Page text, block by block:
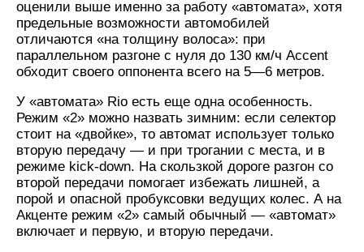
оценили выше именно за работу «автомата», хотя
предельные возможности автомобилей
отличаются «на толщину волоса»: при
параллельном разгоне с нуля до 130 км/ч Accent
обходит своего оппонента всего на 5—6 метров.
У «автомата» Rio есть еще одна особенность.
Режим «2» можно назвать зимним: если селектор
стоит на «двойке», то автомат использует только
вторую передачу — и при трогании с места, и в
режиме kick-down. На скользкой дороге разгон со
второй передачи помогает избежать лишней, а
порой и опасной пробуксовки ведущих колес. А на
Акценте режим «2» самый обычный — «автомат»
включает и первую, и вторую передачи.